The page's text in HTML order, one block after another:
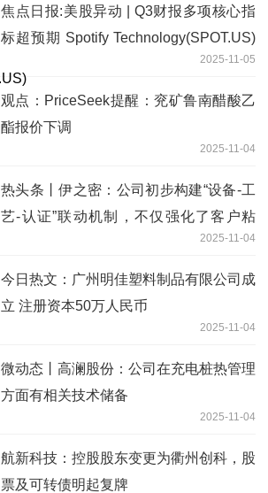
焦点日报:美股异动 | Q3财报多项核心指
标超预期 Spotify Technology(SPOT.US)
2025-11-05
观点：PriceSeek提醒：兖矿鲁南醋酸乙
酯报价下调
2025-11-04
热头条丨伊之密：公司初步构建“设备-工
艺-认证”联动机制，不仅强化了客户粘
性，也为公司构筑起涵盖技术、服务与认
证的综合壁垒
2025-11-04
今日热文：广州明佳塑料制品有限公司成
立 注册资本50万人民币
2025-11-04
微动态丨高澜股份：公司在充电桩热管理
方面有相关技术储备
2025-11-04
航新科技：控股股东变更为衢州创科，股
票及可转债明起复牌